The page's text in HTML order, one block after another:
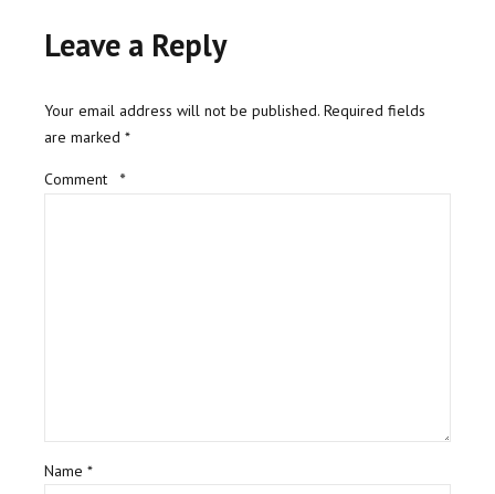
Leave a Reply
Your email address will not be published. Required fields
are marked *
Comment *
Name *